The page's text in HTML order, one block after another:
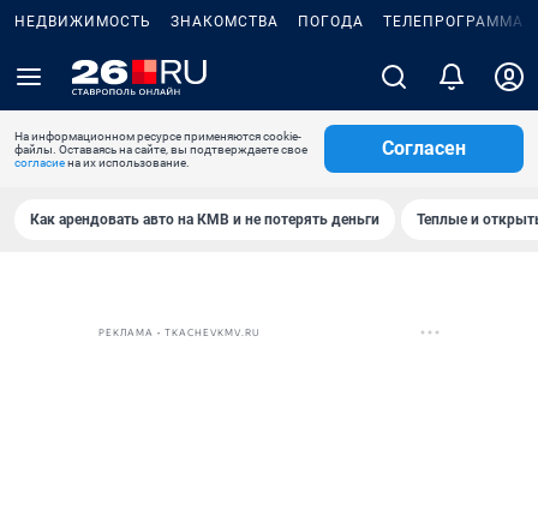
НЕДВИЖИМОСТЬ ЗНАКОМСТВА ПОГОДА ТЕЛЕПРОГРАММА
На информационном ресурсе применяются cookie-
файлы. Оставаясь на сайте, вы подтверждаете свое
согласиена их использование.
Согласен
Как арендовать авто на КМВ и не потерять деньги Теплые и
РЕКЛАМА • TKACHEVKMV.RU